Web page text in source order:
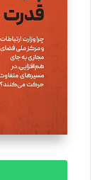
تحریریه
ملینا
تحریریه
تحریریه